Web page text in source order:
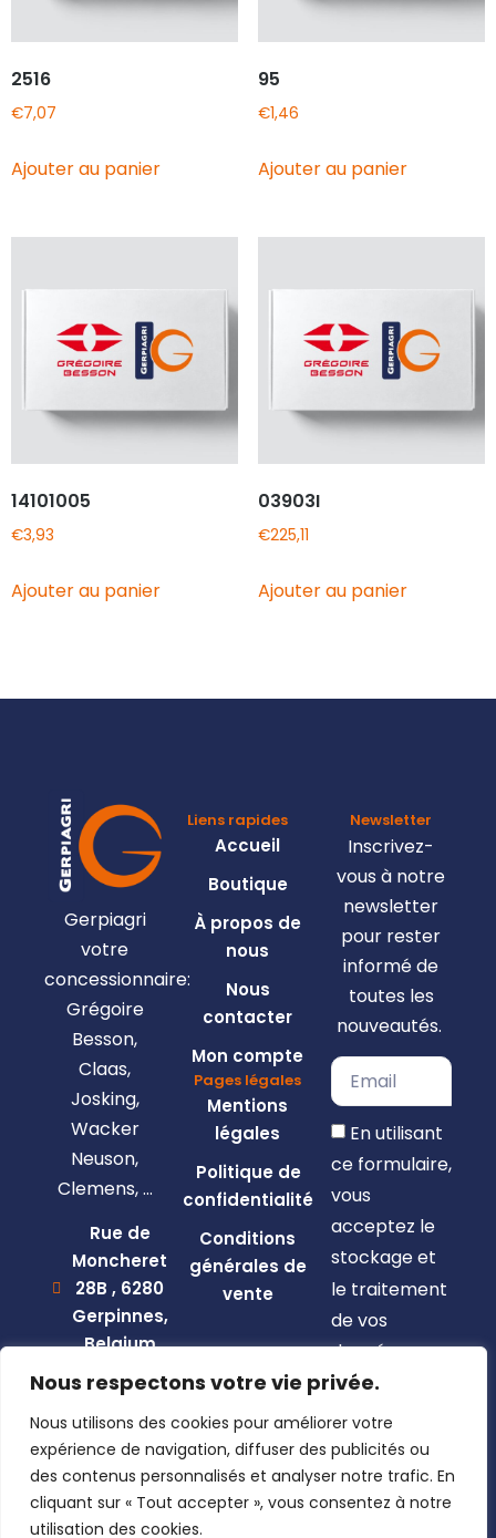
Nous respectons votre vie privée.
Nous utilisons des cookies pour améliorer votre
expérience de navigation, diffuser des publicités ou
des contenus personnalisés et analyser notre trafic. En
cliquant sur « Tout accepter », vous consentez à notre
utilisation des cookies.
2516
€7,07
Ajouter au panier
95
€1,46
Ajouter au panier
14101005
€3,93
Ajouter au panier
03903I
€225,11
Ajouter au panier
Gerpiagri
votre
concessionnaire:
Grégoire
Besson,
Claas,
Josking,
Wacker
Neuson,
Clemens, …
Rue de
Moncheret
28B , 6280
Gerpinnes,
Belgium
+32 492
marcellin@gerpiagri.be
BE
0793.946.582
Liens rapides
Accueil
Boutique
À propos de
nous
Nous
contacter
Mon compte
Pages légales
Mentions
légales
Politique de
confidentialité
Conditions
générales de
vente
Newsletter
Inscrivez-
vous à notre
newsletter
pour rester
informé de
toutes les
nouveautés.
En utilisant
ce formulaire,
vous
acceptez le
stockage et
le traitement
de vos
données par
ce site web.
S'inscrire